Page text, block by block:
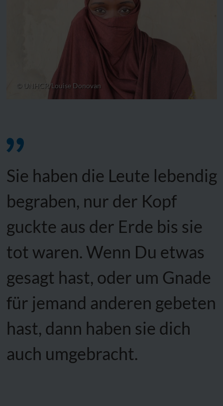
© UNHCR/Louise Donovan
Sie haben die Leute lebendig
begraben, nur der Kopf
guckte aus der Erde bis sie
tot waren. Wenn Du etwas
gesagt hast, oder um Gnade
für jemand anderen gebeten
hast, dann haben sie dich
auch umgebracht.